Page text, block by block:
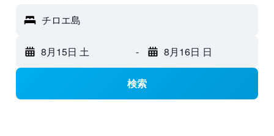
チロエ島
8月15日 土 - 8月16日 日
検索